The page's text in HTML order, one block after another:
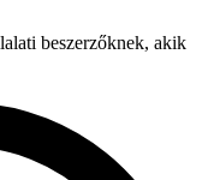
beszerzőknek, akik